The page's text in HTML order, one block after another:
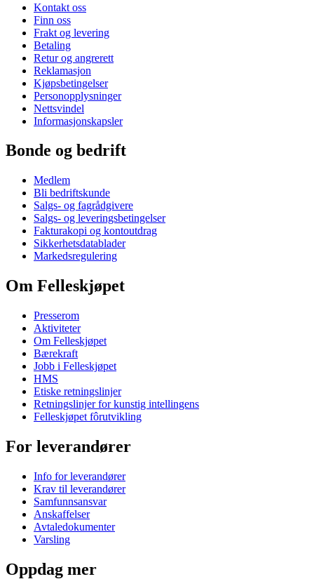
Kontakt oss
Finn oss
Frakt og levering
Betaling
Retur og angrerett
Reklamasjon
Kjøpsbetingelser
Personopplysninger
Nettsvindel
Informasjonskapsler
Bonde og bedrift
Medlem
Bli bedriftskunde
Salgs- og fagrådgivere
Salgs- og leveringsbetingelser
Fakturakopi og kontoutdrag
Sikkerhetsdatablader
Markedsregulering
Om Felleskjøpet
Presserom
Aktiviteter
Om Felleskjøpet
Bærekraft
Jobb i Felleskjøpet
HMS
Etiske retningslinjer
Retningslinjer for kunstig intellingens
Felleskjøpet fôrutvikling
For leverandører
Info for leverandører
Krav til leverandører
Samfunnsansvar
Anskaffelser
Avtaledokumenter
Varsling
Oppdag mer